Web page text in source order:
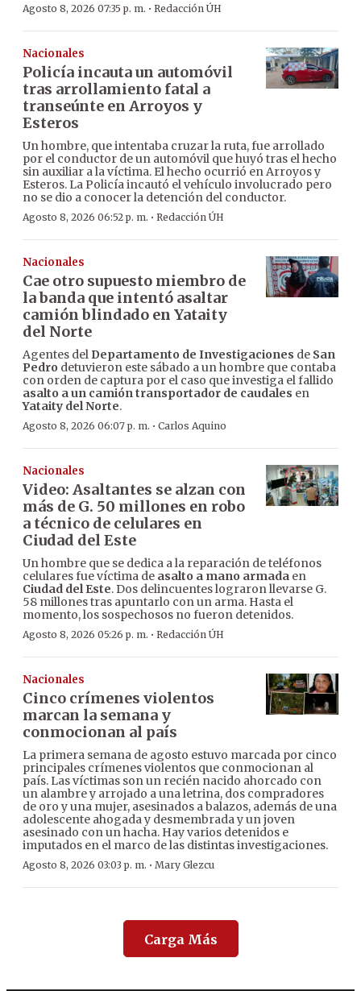
Agosto 8, 2026 07:35 p. m. · Redacción ÚH
Nacionales
Policía incauta un automóvil
tras arrollamiento fatal a
transeúnte en Arroyos y
Esteros
Un hombre, que intentaba cruzar la ruta, fue arrollado
por el conductor de un automóvil que huyó tras el hecho
sin auxiliar a la víctima. El hecho ocurrió en Arroyos y
Esteros. La Policía incautó el vehículo involucrado pero
no se dio a conocer la detención del conductor.
Agosto 8, 2026 06:52 p. m. · Redacción ÚH
Nacionales
Cae otro supuesto miembro de
la banda que intentó asaltar
camión blindado en Yataity
del Norte
Agentes del Departamento de Investigaciones de San
Pedro detuvieron este sábado a un hombre que contaba
con orden de captura por el caso que investiga el fallido
asalto a un camión transportador de caudales en
Yataity del Norte.
Agosto 8, 2026 06:07 p. m. · Carlos Aquino
Nacionales
Video: Asaltantes se alzan con
más de G. 50 millones en robo
a técnico de celulares en
Ciudad del Este
Un hombre que se dedica a la reparación de teléfonos
celulares fue víctima de asalto a mano armada en
Ciudad del Este. Dos delincuentes lograron llevarse G.
58 millones tras apuntarlo con un arma. Hasta el
momento, los sospechosos no fueron detenidos.
Agosto 8, 2026 05:26 p. m. · Redacción ÚH
Nacionales
Cinco crímenes violentos
marcan la semana y
conmocionan al país
La primera semana de agosto estuvo marcada por cinco
principales crímenes violentos que conmocionan al
país. Las víctimas son un recién nacido ahorcado con
un alambre y arrojado a una letrina, dos compradores
de oro y una mujer, asesinados a balazos, además de una
adolescente ahogada y desmembrada y un joven
asesinado con un hacha. Hay varios detenidos e
imputados en el marco de las distintas investigaciones.
Agosto 8, 2026 03:03 p. m. · Mary Glezcu
Carga Más